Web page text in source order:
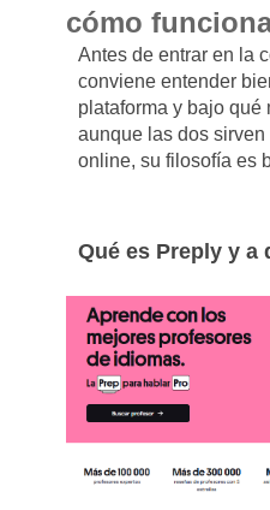
cómo
Antes de entrar en la
conviene entender
plataforma y bajo qué
aunque las dos
online, su filosofía es
Qué es Preply y a